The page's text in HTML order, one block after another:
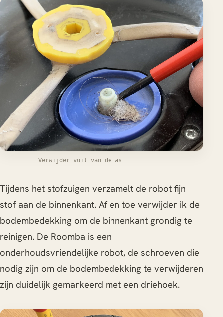
Verwijder vuil van de as
Tijdens het stofzuigen verzamelt de robot fijn
stof aan de binnenkant. Af en toe verwijder ik de
bodembedekking om de binnenkant grondig te
reinigen. De Roomba is een
onderhoudsvriendelijke robot, de schroeven die
nodig zijn om de bodembedekking te verwijderen
zijn duidelijk gemarkeerd met een driehoek.